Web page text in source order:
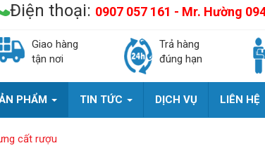
Điện thoại: 0907 057 161 - Mr. Hường
Giao hàng
tận nơi
Trả hàng
đúng hạn
PHẨM TIN TỨC DỊCH VỤ LIÊN HỆ
cất rượu